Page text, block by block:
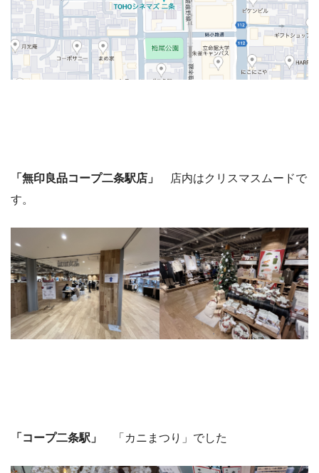
「無印良品コープ二条駅店」
店内はクリスマスムードで
す。
「コープ二条駅」 「カニまつり」でした